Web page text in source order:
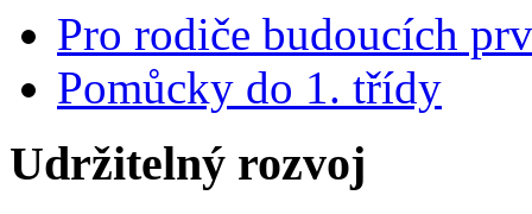
Pro rodiče budoucích
Pomůcky do 1. třídy
Udržitelný rozvoj